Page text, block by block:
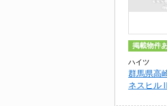
掲載物件
ハイツ
群馬県高
ネスヒル